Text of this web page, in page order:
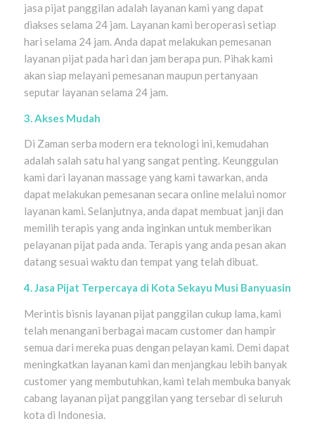
jasa pijat panggilan adalah layanan kami yang dapat
diakses selama 24 jam. Layanan kami beroperasi setiap
hari selama 24 jam. Anda dapat melakukan pemesanan
layanan pijat pada hari dan jam berapa pun. Pihak kami
akan siap melayani pemesanan maupun pertanyaan
seputar layanan selama 24 jam.
3. Akses Mudah
Di Zaman serba modern era teknologi ini, kemudahan
adalah salah satu hal yang sangat penting. Keunggulan
kami dari layanan massage yang kami tawarkan, anda
dapat melakukan pemesanan secara online melalui nomor
layanan kami. Selanjutnya, anda dapat membuat janji dan
memilih terapis yang anda inginkan untuk memberikan
pelayanan pijat pada anda. Terapis yang anda pesan akan
datang sesuai waktu dan tempat yang telah dibuat.
4. Jasa Pijat Terpercaya di Kota Sekayu Musi Banyuasin
Merintis bisnis layanan pijat panggilan cukup lama, kami
telah menangani berbagai macam customer dan hampir
semua dari mereka puas dengan pelayan kami. Demi dapat
meningkatkan layanan kami dan menjangkau lebih banyak
customer yang membutuhkan, kami telah membuka banyak
cabang layanan pijat panggilan yang tersebar di seluruh
kota di Indonesia.